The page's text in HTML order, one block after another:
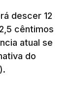
descer 12
cêntimos
atual se
do